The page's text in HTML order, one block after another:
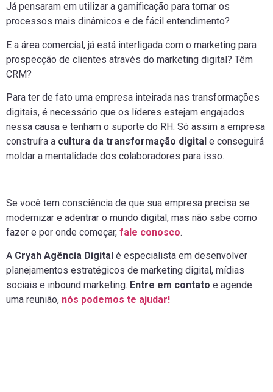
Já pensaram em utilizar a gamificação para tornar os
processos mais dinâmicos e de fácil entendimento?
E a área comercial, já está interligada com o marketing para
prospecção de clientes através do marketing digital? Têm
CRM?
Para ter de fato uma empresa inteirada nas transformações
digitais, é necessário que os líderes estejam engajados
nessa causa e tenham o suporte do RH. Só assim a empresa
construíra a cultura da transformação digital e conseguirá
moldar a mentalidade dos colaboradores para isso.
Se você tem consciência de que sua empresa precisa se
modernizar e adentrar o mundo digital, mas não sabe como
fazer e por onde começar, fale conosco.
A Cryah Agência Digital é especialista em desenvolver
planejamentos estratégicos de marketing digital, mídias
sociais e inbound marketing. Entre em contato e agende
uma reunião, nós podemos te ajudar!